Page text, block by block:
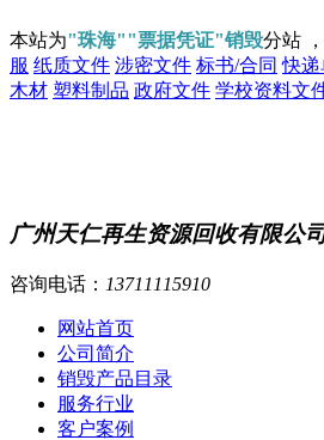
本站为"珠海""票据凭证"销毁分站
服 纸质文件 涉密文件 标书/合同 快
木材 塑料制品 政府文件 学校资料文
广州天仁再生资源回收有限公
咨询电话： 13711115910
网站首页
公司简介
销毁产品目录
服务行业
客户案例